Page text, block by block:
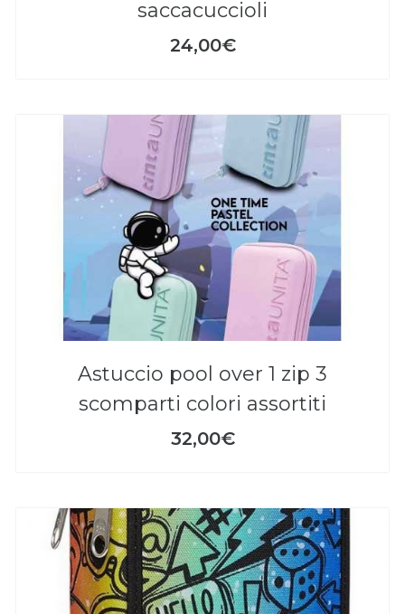
saccacuccioli
24,00€
astuccio pool over 1 zip 3
scomparti colori assortiti
32,00€